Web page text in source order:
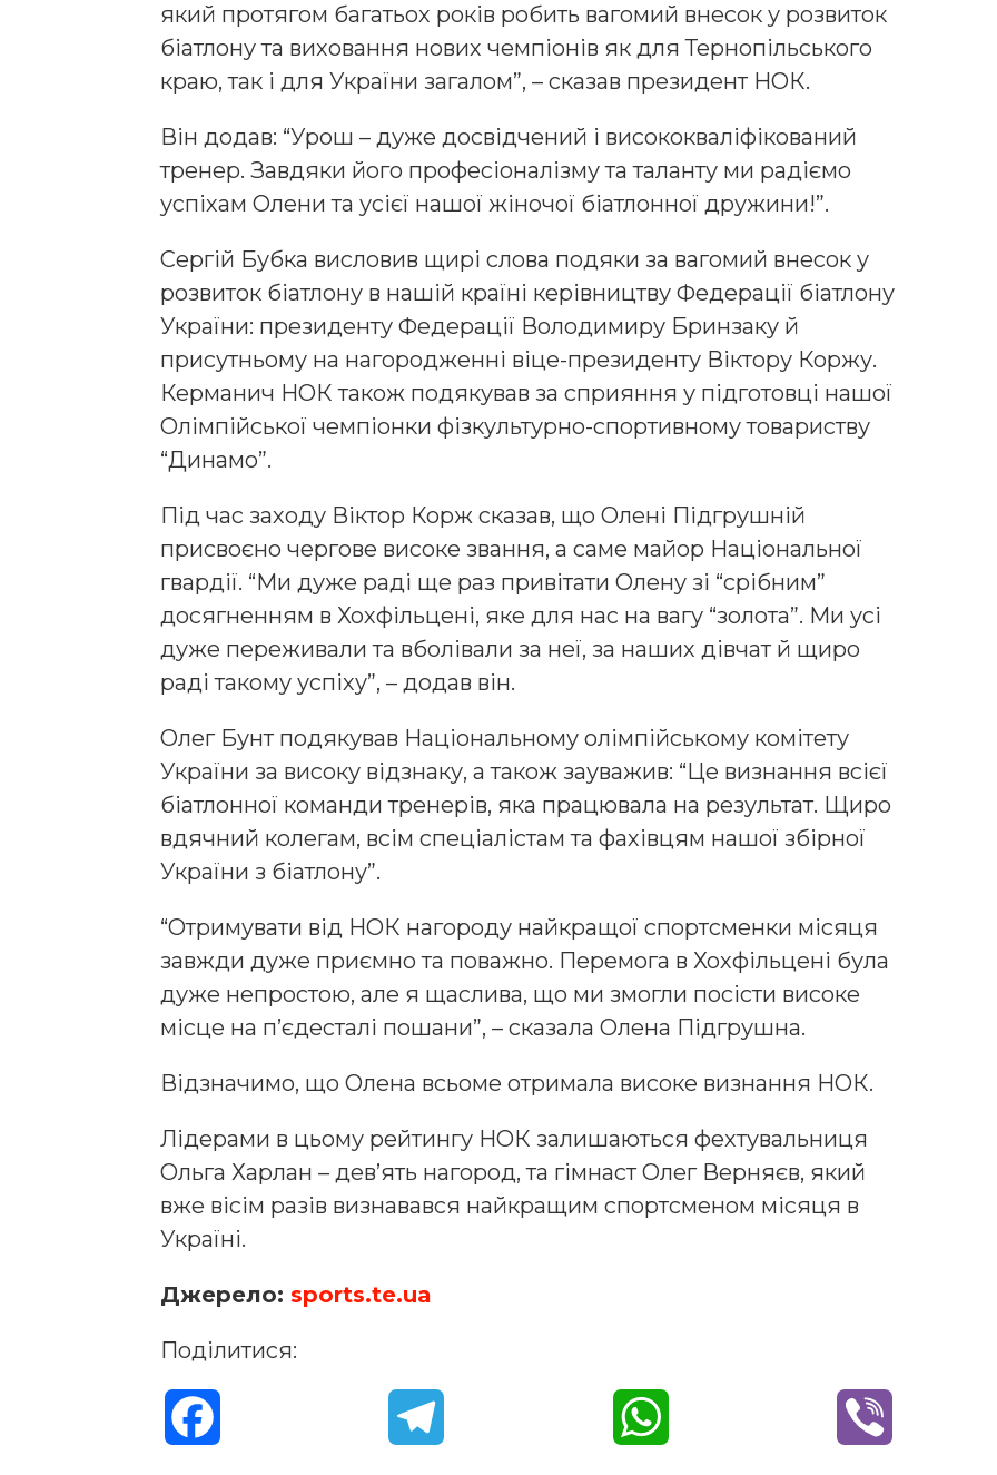
який протягом багатьох років робить вагомий внесок у розвиток
біатлону та виховання нових чемпіонів як для Тернопільського
краю, так і для України загалом”, – сказав президент НОК.
Він додав: “Урош – дуже досвідчений і висококваліфікований
тренер. Завдяки його професіоналізму та таланту ми радіємо
успіхам Олени та усієї нашої жіночої біатлонної дружини!”.
Сергій Бубка висловив щирі слова подяки за вагомий внесок у
розвиток біатлону в нашій країні керівництву Федерації біатлону
України: президенту Федерації Володимиру Бринзаку й
присутньому на нагородженні віце-президенту Віктору Коржу.
Керманич НОК також подякував за сприяння у підготовці нашої
Олімпійської чемпіонки фізкультурно-спортивному товариству
“Динамо”.
Під час заходу Віктор Корж сказав, що Олені Підгрушній
присвоєно чергове високе звання, а саме майор Національної
гвардії. “Ми дуже раді ще раз привітати Олену зі “срібним”
досягненням в Хохфільцені, яке для нас на вагу “золота”. Ми усі
дуже переживали та вболівали за неї, за наших дівчат й щиро
раді такому успіху”, – додав він.
Олег Бунт подякував Національному олімпійському комітету
України за високу відзнаку, а також зауважив: “Це визнання всієї
біатлонної команди тренерів, яка працювала на результат. Щиро
вдячний колегам, всім спеціалістам та фахівцям нашої збірної
України з біатлону”.
“Отримувати від НОК нагороду найкращої спортсменки місяця
завжди дуже приємно та поважно. Перемога в Хохфільцені була
дуже непростою, але я щаслива, що ми змогли посісти високе
місце на п’єдесталі пошани”, – сказала Олена Підгрушна.
Відзначимо, що Олена всьоме отримала високе визнання НОК.
Лідерами в цьому рейтингу НОК залишаються фехтувальниця
Ольга Харлан – дев’ять нагород, та гімнаст Олег Верняєв, який
вже вісім разів визнавався найкращим спортсменом місяця в
Україні.
Джерело: sports.te.ua
Поділитися: